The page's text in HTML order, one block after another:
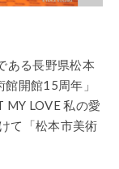
ある長野県松本
開館15周年」
MY LOVE 私の愛
て「松本市美術